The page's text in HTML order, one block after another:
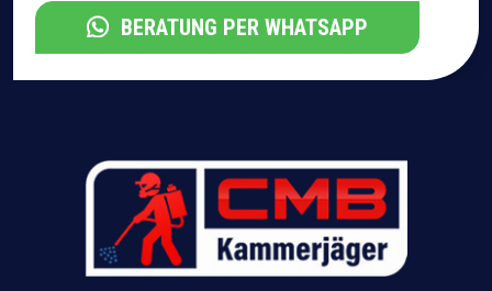
BERATUNG PER WHATSAPP